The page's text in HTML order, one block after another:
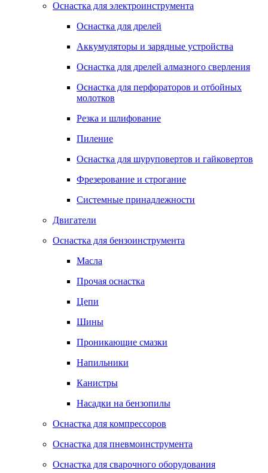
Оснастка для электроинструмента
Оснастка для дрелей
Аккумуляторы и зарядные устройства
Оснастка для дрелей алмазного сверления
Оснастка для перфораторов и отбойных
молотков
Резка и шлифование
Пиление
Оснастка для шуруповертов и гайковертов
Фрезерование и строгание
Системные принадлежности
Двигатели
Оснастка для бензоинструмента
Масла
Прочая оснастка
Цепи
Шины
Проникающие смазки
Напильники
Канистры
Насадки на бензопилы
Оснастка для компрессоров
Оснастка для пневмоинструмента
Оснастка для сварочного оборудования